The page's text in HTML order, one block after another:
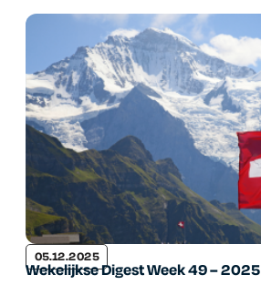
05.12.2025
Wekelijkse Digest Week 49 – 2025